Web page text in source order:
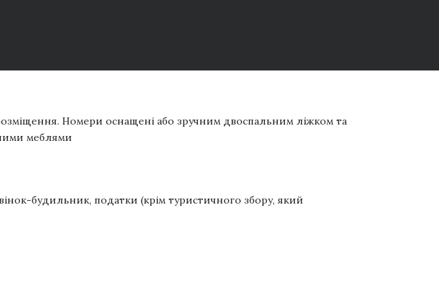
Номери оснащені або зручним двоспальним ліжком та
меблями
будильник, податки (крім туристичного збору, який